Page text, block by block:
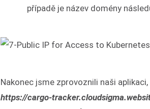
případě je název domény
Nakonec jsme zprovoznili naši
https://cargo-